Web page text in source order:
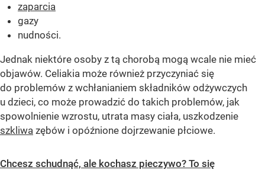
zaparcia
gazy
nudności.
Jednak niektóre osoby z tą chorobą mogą wcale nie mieć
objawów. Celiakia może również przyczyniać się
do problemów z wchłanianiem składników odżywczych
u dzieci, co może prowadzić do takich problemów, jak
spowolnienie wzrostu, utrata masy ciała, uszkodzenie
szkliwa zębów i opóźnione dojrzewanie płciowe.
Chcesz schudnąć, ale kochasz pieczywo? To się